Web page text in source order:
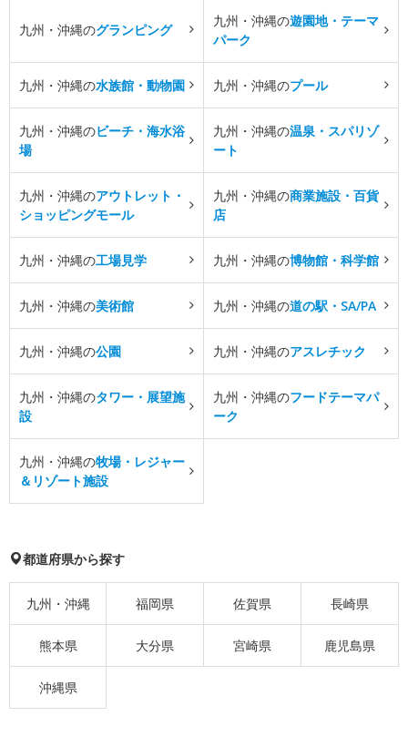
九州・沖縄のグランピング
九州・沖縄の遊園地・テーマ
パーク
九州・沖縄の水族館・動物園 九州・沖縄のプール
九州・沖縄のビーチ・海水浴
場
九州・沖縄の温泉・スパリゾ
ート
九州・沖縄のアウトレット・
ショッピングモール
九州・沖縄の商業施設・百貨
店
九州・沖縄の工場見学 九州・沖縄の博物館・科学館
九州・沖縄の美術館 九州・沖縄の道の駅・SA/PA
九州・沖縄の公園 九州・沖縄のアスレチック
九州・沖縄のタワー・展望施
設
九州・沖縄のフードテーマパ
ーク
九州・沖縄の牧場・レジャー
＆リゾート施設
都道府県から探す
九州・沖縄 福岡県 佐賀県 長崎県
熊本県 大分県 宮崎県 鹿児島県
沖縄県